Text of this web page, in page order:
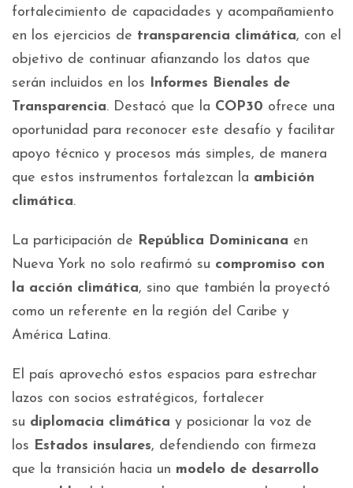
fortalecimiento de capacidades y acompañamiento
en los ejercicios de transparencia climática, con el
objetivo de continuar afianzando los datos que
serán incluidos en los Informes Bienales de
Transparencia. Destacó que la COP30 ofrece una
oportunidad para reconocer este desafío y facilitar
apoyo técnico y procesos más simples, de manera
que estos instrumentos fortalezcan la ambición
climática.
La participación de República Dominicana en
Nueva York no solo reafirmó su compromiso con
la acción climática, sino que también la proyectó
como un referente en la región del Caribe y
América Latina.
El país aprovechó estos espacios para estrechar
lazos con socios estratégicos, fortalecer
su diplomacia climática y posicionar la voz de
los Estados insulares, defendiendo con firmeza
que la transición hacia un modelo de desarrollo